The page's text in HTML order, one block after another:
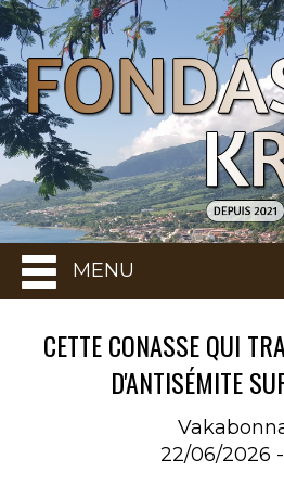
MENU
CETTE CONASSE QUI
D'ANTISÉMITE
22/06/2026 -